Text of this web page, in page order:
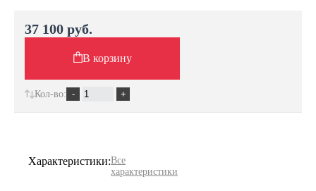
Характеристики:Все
характеристики
37 100 руб.
В корзину
Кол-во: